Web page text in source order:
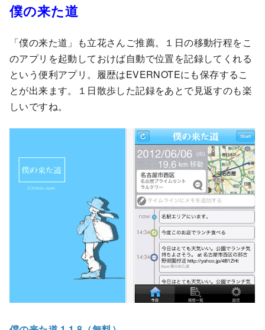
僕の来た道
「僕の来た道」も立花さんご推薦。１日の移動行程をこ
のアプリを起動しておけば自動で位置を記録してくれる
という便利アプリ。履歴はEVERNOTEにも保存するこ
とが出来ます。１日散歩した記録をあとで見返すのも楽
しいですね。